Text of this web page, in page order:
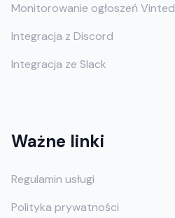
Monitorowanie ogłoszeń Vinted
Integracja z Discord
Integracja ze Slack
Ważne linki
Regulamin usługi
Polityka prywatności